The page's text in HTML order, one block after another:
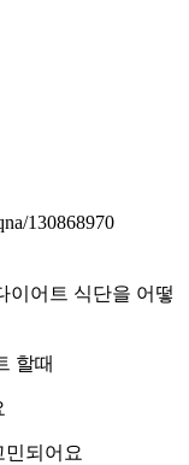
130868970
이어트 식단을 어떻
할때
되어요